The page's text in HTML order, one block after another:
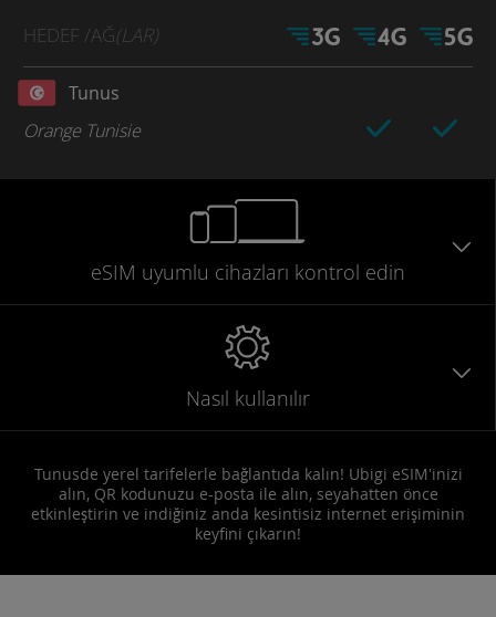
HEDEF /AĞ(LAR)
Tunus
Orange Tunisie
eSIM uyumlu cihazları kontrol edin
Nasıl kullanılır
Tunusde yerel tarifelerle bağlantıda kalın! Ubigi eSIM'inizi
alın, QR kodunuzu e-posta ile alın, seyahatten önce
etkinleştirin ve indiğiniz anda kesintisiz internet erişiminin
keyfini çıkarın!